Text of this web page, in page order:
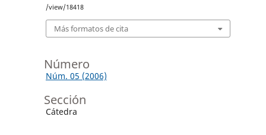
/view/18418
Más formatos de cita
Número
Núm. 05 (2006)
Sección
Cátedra